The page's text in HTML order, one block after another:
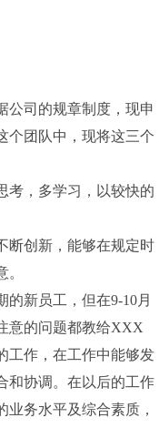
司的规章制度，现申
个团队中，现将这三个
，多学习，以较快的
创新，能够在规定时
新员工，但在9-10月
意的问题都教给XXX
工作，在工作中能够发
和协调。在以后的工作
务水平及综合素质，